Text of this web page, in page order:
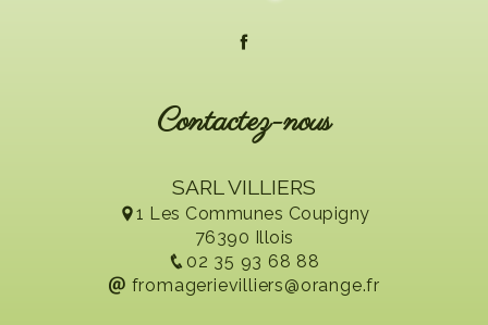
Contactez-nous
SARL VILLIERS
1 Les Communes Coupigny
76390 Illois
02 35 93 68 88
fromagerievilliers@orange.fr